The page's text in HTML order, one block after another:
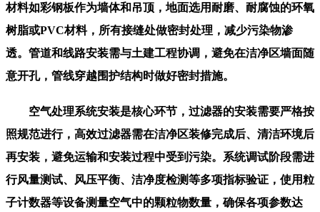
材料如彩钢板作为墙体和吊顶，地面选用耐磨、耐腐蚀的环氧
树脂或PVC材料，所有接缝处做密封处理，减少污染物渗
透。管道和线路安装需与土建工程协调，避免在洁净区墙面随
意开孔，管线穿越围护结构时做好密封措施。
空气处理系统安装是核心环节，过滤器的安装需要严格按
照规范进行，高效过滤器需在洁净区装修完成后、清洁环境后
再安装，避免运输和安装过程中受到污染。系统调试阶段需进
行风量测试、风压平衡、洁净度检测等多项指标验证，使用粒
子计数器等设备测量空气中的颗粒物数量，确保各项参数达